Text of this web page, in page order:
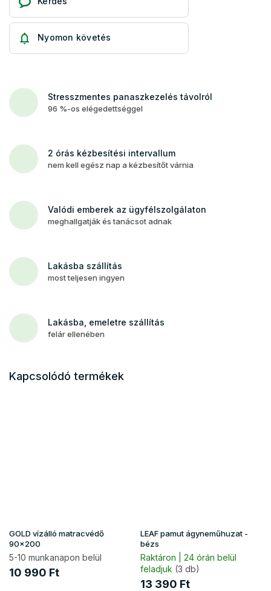
Nyomon követés
Stresszmentes panaszkezelés távolról
96 %-os elégedettséggel
2 órás kézbesítési intervallum
nem kell egész nap a kézbesítőt várnia
Valódi emberek az ügyfélszolgálaton
meghallgatják és tanácsot adnak
Lakásba szállítás
most teljesen ingyen
Lakásba, emeletre szállítás
felár ellenében
Kapcsolódó termékek
GOLD vízálló matracvédő
90x200
5-10 munkanapon belül
10 990 Ft
LEAF pamut ágyneműhuzat -
bézs
Raktáron | 24 órán belül
feladjuk (3 db)
13 390 Ft